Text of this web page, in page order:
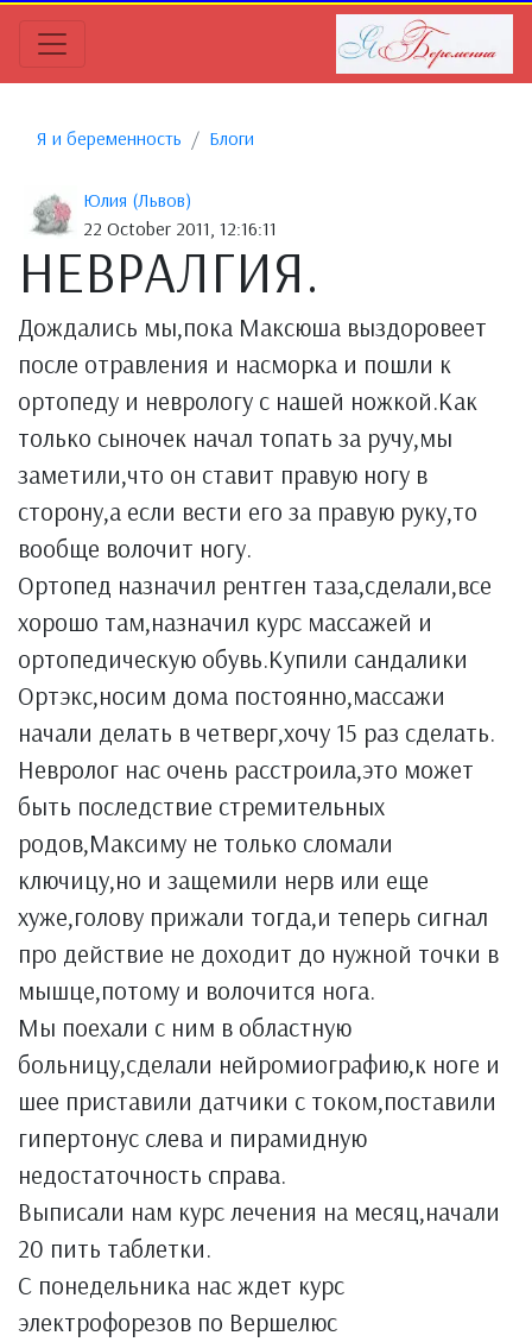
Я и беременность Блоги
Юлия (Львов)
22 October 2011, 12:16:11
НЕВРАЛГИЯ.
Дождались мы,пока Максюша выздоровеет
после отравления и насморка и пошли к
ортопеду и неврологу с нашей ножкой.Как
только сыночек начал топать за ручу,мы
заметили,что он ставит правую ногу в
сторону,а если вести его за правую руку,то
вообще волочит ногу.
Ортопед назначил рентген таза,сделали,все
хорошо там,назначил курс массажей и
ортопедическую обувь.Купили сандалики
Ортэкс,носим дома постоянно,массажи
начали делать в четверг,хочу 15 раз сделать.
Невролог нас очень расстроила,это может
быть последствие стремительных
родов,Максиму не только сломали
ключицу,но и защемили нерв или еще
хуже,голову прижали тогда,и теперь сигнал
про действие не доходит до нужной точки в
мышце,потому и волочится нога.
Мы поехали с ним в областную
больницу,сделали нейромиографию,к ноге и
шее приставили датчики с током,поставили
гипертонус слева и пирамидную
недостаточность справа.
Выписали нам курс лечения на месяц,начали
20 пить таблетки.
С понедельника нас ждет курс
электрофорезов по Вершелюс